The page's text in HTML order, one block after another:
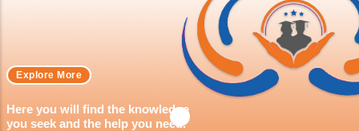
Here you will find the knowledge
you seek and the help you need.
Explore More